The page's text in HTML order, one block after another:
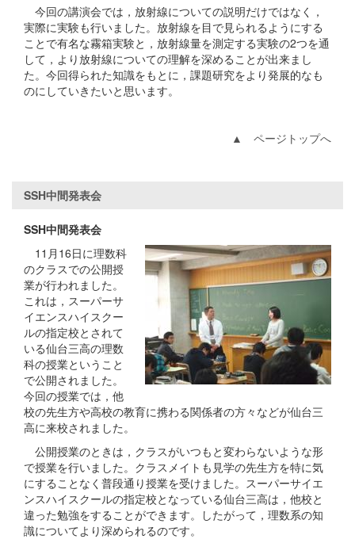
今回の講演会では，放射線についての説明だけではなく，
実際に実験も行いました。放射線を目で見られるようにする
ことで有名な霧箱実験と，放射線量を測定する実験の2つを通
して，より放射線についての理解を深めることが出来まし
た。今回得られた知識をもとに，課題研究をより発展的なも
のにしていきたいと思います。
▲ ページトップへ
SSH中間発表会
SSH中間発表会
11月16日に理数科
のクラスでの公開授
業が行われました。
これは，スーパーサ
イエンスハイスクー
ルの指定校とされて
いる仙台三高の理数
科の授業ということ
で公開されました。
今回の授業では，他
校の先生方や高校の教育に携わる関係者の方々などが仙台三
高に来校されました。
公開授業のときは，クラスがいつもと変わらないような形
で授業を行いました。クラスメイトも見学の先生方を特に気
にすることなく普段通り授業を受けました。スーパーサイエ
ンスハイスクールの指定校となっている仙台三高は，他校と
違った勉強をすることができます。したがって，理数系の知
識についてより深められるのです。